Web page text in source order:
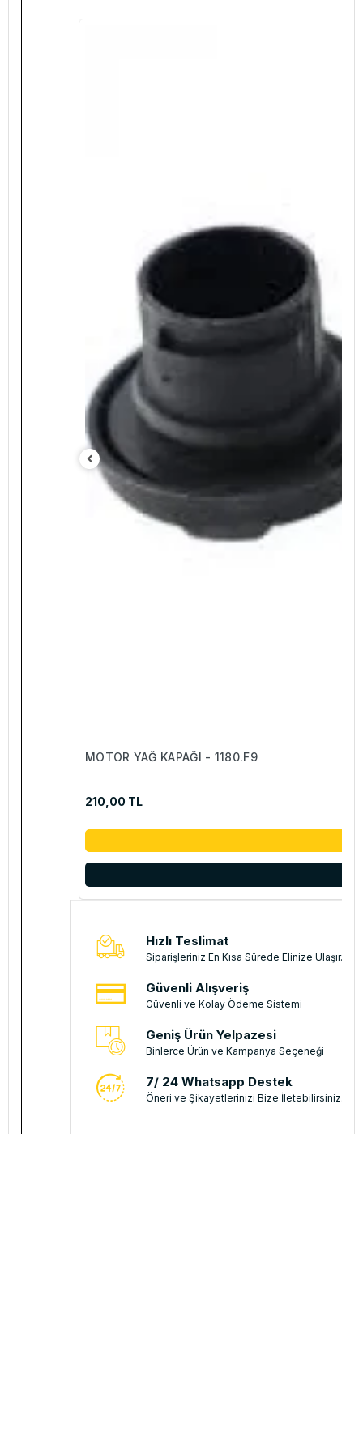
MOTOR YAĞ KAPAĞI - 1180.F9
210,00 TL
Hızlı Teslimat
Siparişleriniz En Kısa Sürede Elinize Ulaşır.
Güvenli Alışveriş
Güvenli ve Kolay Ödeme Sistemi
Geniş Ürün Yelpazesi
Binlerce Ürün ve Kampanya Seçeneği
7/ 24 Whatsapp Destek
Öneri ve Şikayetlerinizi Bize İletebilirsiniz.